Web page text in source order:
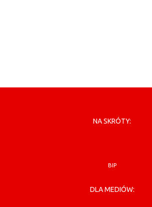
NA SKRÓTY:
BIP
DLA MEDIÓW: